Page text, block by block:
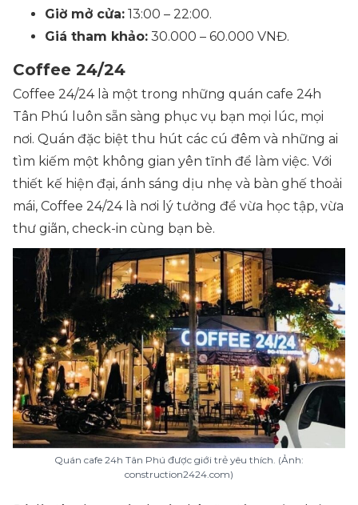
Giờ mở cửa: 13:00 – 22:00.
Giá tham khảo: 30.000 – 60.000 VNĐ.
Coffee 24/24
Coffee 24/24 là một trong những quán cafe 24h
Tân Phú luôn sẵn sàng phục vụ bạn mọi lúc, mọi
nơi. Quán đặc biệt thu hút các cú đêm và những ai
tìm kiếm một không gian yên tĩnh để làm việc. Với
thiết kế hiện đại, ánh sáng dịu nhẹ và bàn ghế thoải
mái, Coffee 24/24 là nơi lý tưởng để vừa học tập, vừa
thư giãn, check-in cùng bạn bè.
Quán cafe 24h Tân Phú được giới trẻ yêu thích. (Ảnh:
construction2424.com)